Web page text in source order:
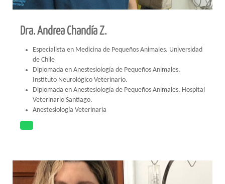
Dra. Andrea Chandía Z.
Especialista en Medicina de Pequeños Animales. Universidad
de Chile
Diplomada en Anestesiología de Pequeños Animales.
Instituto Neurológico Veterinario.
Diplomada en Anestesiología de Pequeños Animales. Hospital
Veterinario Santiago.
Anestesiología Veterinaria